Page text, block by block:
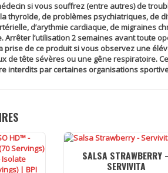
si vous souffrez (entre autres) de
thyroïde, de problèmes psychiatriques, de
d’arythmie cardiaque, de migraines
Arrêter l’utilisation 2 semaines avant toute
prise de ce produit si vous observez une
de tête sévères ou une gêne respiratoire.
interdits par certaines organisations
SALSA STRAWBERRY
SERVIVITA